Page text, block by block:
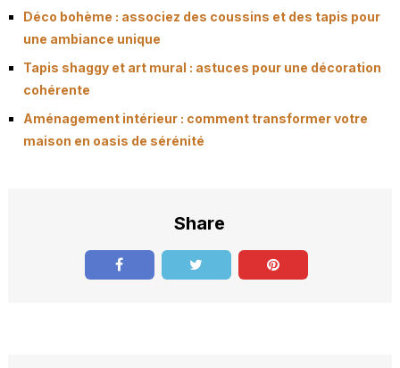
Déco bohème : associez des coussins et des tapis pour
une ambiance unique
Tapis shaggy et art mural : astuces pour une décoration
cohérente
Aménagement intérieur : comment transformer votre
maison en oasis de sérénité
Share